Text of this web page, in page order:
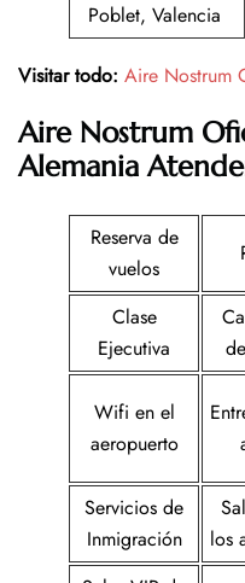
Poblet, Valencia
Visitar todo: Aire Nostrum
Aire Nostrum
Alemania
Reserva de
vuelos
Clase
Ejecutiva
Wifi en el
aeropuerto
Servicios de
Inmigración
los